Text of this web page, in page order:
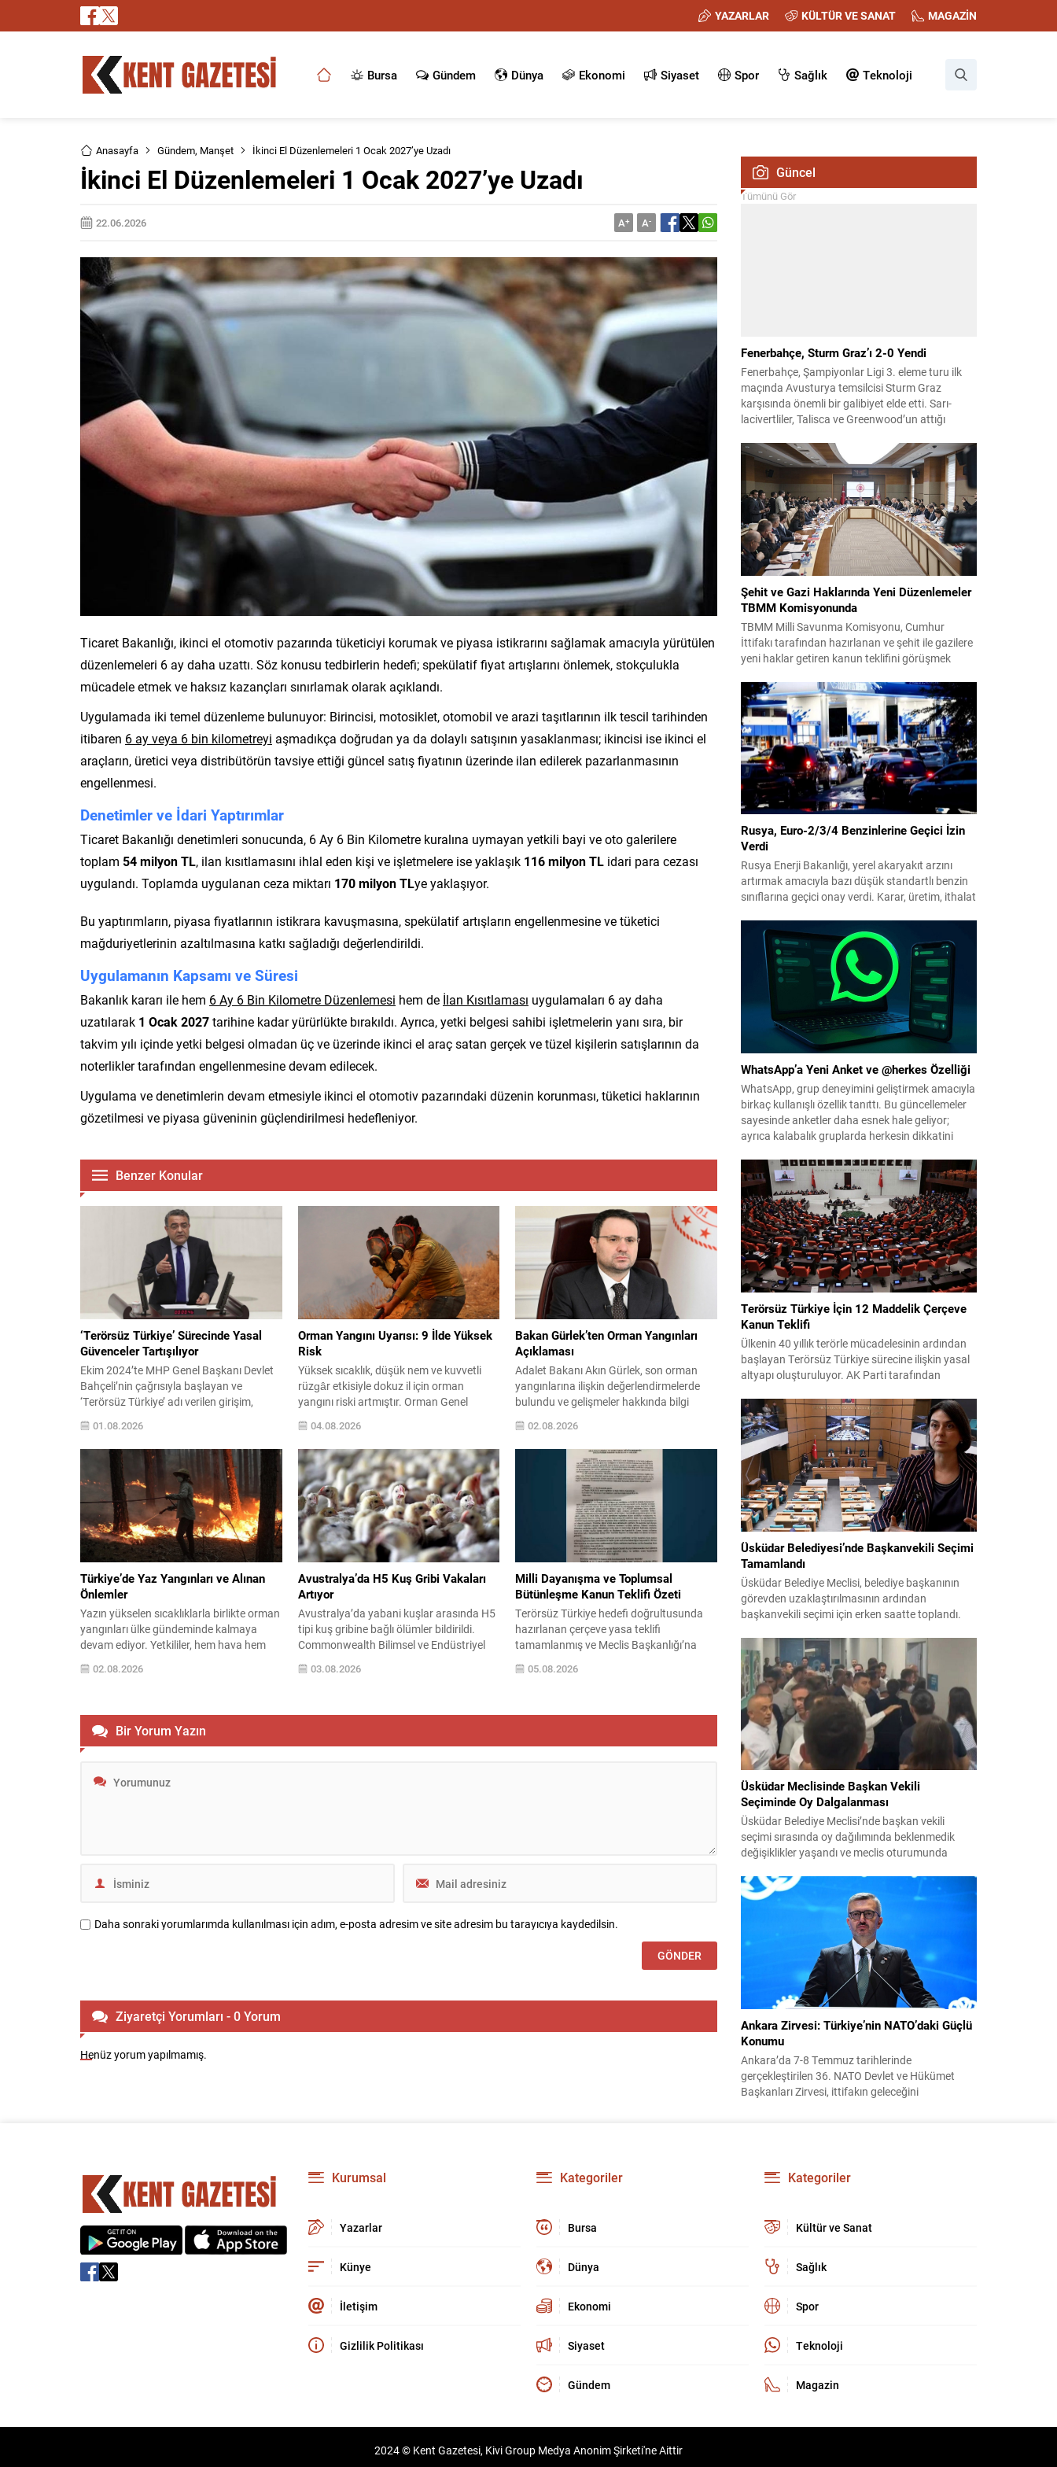
YAZARLAR KÜLTÜR VE SANAT MAGAZİN
Bursa Gündem Dünya Ekonomi Siyaset Spor Sağlık Teknoloji
Anasayfa Gündem, Manşet İkinci El Düzenlemeleri 1 Ocak 2027’ye Uzadı
İkinci El Düzenlemeleri 1 Ocak 2027’ye Uzadı
22.06.2026 A+ A-
Ticaret Bakanlığı, ikinci el otomotiv pazarında tüketiciyi korumak ve piyasa istikrarını sağlamak amacıyla yürütülen
düzenlemeleri 6 ay daha uzattı. Söz konusu tedbirlerin hedefi; spekülatif fiyat artışlarını önlemek, stokçulukla
mücadele etmek ve haksız kazançları sınırlamak olarak açıklandı.
Uygulamada iki temel düzenleme bulunuyor: Birincisi, motosiklet, otomobil ve arazi taşıtlarının ilk tescil tarihinden
itibaren 6 ay veya 6 bin kilometreyi aşmadıkça doğrudan ya da dolaylı satışının yasaklanması; ikincisi ise ikinci el
araçların, üretici veya distribütörün tavsiye ettiği güncel satış fiyatının üzerinde ilan edilerek pazarlanmasının
engellenmesi.
Denetimler ve İdari Yaptırımlar
Ticaret Bakanlığı denetimleri sonucunda, 6 Ay 6 Bin Kilometre kuralına uymayan yetkili bayi ve oto galerilere
toplam 54 milyon TL, ilan kısıtlamasını ihlal eden kişi ve işletmelere ise yaklaşık 116 milyon TL idari para cezası
uygulandı. Toplamda uygulanan ceza miktarı 170 milyon TLye yaklaşıyor.
Bu yaptırımların, piyasa fiyatlarının istikrara kavuşmasına, spekülatif artışların engellenmesine ve tüketici
mağduriyetlerinin azaltılmasına katkı sağladığı değerlendirildi.
Uygulamanın Kapsamı ve Süresi
Bakanlık kararı ile hem 6 Ay 6 Bin Kilometre Düzenlemesi hem de İlan Kısıtlaması uygulamaları 6 ay daha
uzatılarak 1 Ocak 2027tarihine kadar yürürlükte bırakıldı. Ayrıca, yetki belgesi sahibi işletmelerin yanı sıra, bir
takvim yılı içinde yetki belgesi olmadan üç ve üzerinde ikinci el araç satan gerçek ve tüzel kişilerin satışlarının da
noterlikler tarafından engellenmesine devam edilecek.
Uygulama ve denetimlerin devam etmesiyle ikinci el otomotiv pazarındaki düzenin korunması, tüketici haklarının
gözetilmesi ve piyasa güveninin güçlendirilmesi hedefleniyor.
Benzer Konular
‘Terörsüz Türkiye’ Sürecinde Yasal
Güvenceler Tartışılıyor
Ekim 2024’te MHP Genel Başkanı Devlet
Bahçeli’nin çağrısıyla başlayan ve
‘Terörsüz Türkiye’ adı verilen girişim,
çerçeve yasa aşamasına ulaştı. TBMM
Başkanı Numan Kurtulmuş, söz konusu
düzenlemenin terör örgütü yöneticilerini
kapsamayacağını belirterek yasanın
önümüzdeki hafta Meclis’e sunulacağını
açıkladı. Yeni Parti Diyarbakır Milletvekili
Sezgin Tanrıkulu, sürecin uygulama
boyutuna ilişkin açıklamalarda bulundu
ve...
01.08.2026
Orman Yangını Uyarısı: 9 İlde Yüksek
Risk
Yüksek sıcaklık, düşük nem ve kuvvetli
rüzgâr etkisiyle dokuz il için orman
yangını riski artmıştır. Orman Genel
Müdürlüğü, bugün ve yarın bazı
bölgelerde yangın tehlikesinin çok yüksek
seviyeye çıkabileceğini duyurdu.
Çanakkale, Balıkesir, Bursa, İzmir, Manisa,
Antalya, Mardin, Siirt ve Diyarbakır’da
yaşayanlar dikkatli olmalıdır. Yetkililer,
özellikle kıyı kesimlerinde beklenen
kuvvetli rüzgârın...
04.08.2026
Bakan Gürlek’ten Orman Yangınları
Açıklaması
Adalet Bakanı Akın Gürlek, son orman
yangınlarına ilişkin değerlendirmelerde
bulundu ve gelişmeler hakkında bilgi
verdi. Yapılan açıklamada yangınlarla
mücadele sürecinin sürdüğü ve gerekli
adımların atıldığı vurgulandı. Bakan
Gürlek, hem müdahale
koordinasyonunun hem de zarar gören
bölgelere yönelik destek programlarının
öncelikli olduğuna dikkat çekti. Konuyla
ilgili alınan tedbirlerin ve yürütülen
çalışmaların...
02.08.2026
Türkiye’de Yaz Yangınları ve Alınan
Önlemler
Yazın yükselen sıcaklıklarla birlikte orman
yangınları ülke gündeminde kalmaya
devam ediyor. Yetkililer, hem hava hem
kara unsurlarının koordineli çalışmasıyla
alevlere karşı yoğun bir mücadele
durumu paylaştı; bazı olayların kontrol
altına alındığını, riskin ise tamamen
ortadan kalkmadığını vurguladı. Kontrol
02.08.2026
Avustralya’da H5 Kuş Gribi Vakaları
Artıyor
Avustralya’da yabani kuşlar arasında H5
tipi kuş gribine bağlı ölümler bildirildi.
Commonwealth Bilimsel ve Endüstriyel
Araştırma Kurumu (CSIRO) tarafından
yapılan testler, South Australia’daki
03.08.2026
Milli Dayanışma ve Toplumsal
Bütünleşme Kanun Teklifi Özeti
Terörsüz Türkiye hedefi doğrultusunda
hazırlanan çerçeve yasa teklifi
tamamlanmış ve Meclis Başkanlığı’na
sunulmuştur. Teklif, PKK/KCK ile
bağlantılı oluşumlara ilişkin soruşturma,
05.08.2026
Bir Yorum Yazın
Daha sonraki yorumlarımda kullanılması için adım, e-posta adresim ve site adresim bu tarayıcıya kaydedilsin.
Ziyaretçi Yorumları - 0 Yorum
Henüz yorum yapılmamış.
Güncel
Tümünü Gör
Fenerbahçe, Sturm Graz’ı 2-0 Yendi
Fenerbahçe, Şampiyonlar Ligi 3. eleme turu ilk
maçında Avusturya temsilcisi Sturm Graz
karşısında önemli bir galibiyet elde etti. Sarı-
lacivertliler, Talisca ve Greenwood’un attığı
öncesi avantaj sağladı. Karşılaşma sonrası
takım yönetimi mücadeleyi değerlendirdi ve
gelecek planlarına dair bilgi verdi. Futboldan
sorumlu yönetici Cihan Kamer,...
Şehit ve Gazi Haklarında Yeni Düzenlemeler
TBMM Komisyonunda
TBMM Milli Savunma Komisyonu, Cumhur
İttifakı tarafından hazırlanan ve şehit ile gazilere
yeni haklar getiren kanun teklifini görüşmek
komisyonda kabul edildi ve bir dizi düzenleme
benimsendi. Teklif kapsamında, vazife
malullerinden hayatını kaybedenlerin anne ve
babalarına bağlanacak aylık tutarının, net asgari
ücretin altında olmayacağı hükme bağlanıyor....
Rusya, Euro-2/3/4 Benzinlerine Geçici İzin
Verdi
Rusya Enerji Bakanlığı, yerel akaryakıt arzını
artırmak amacıyla bazı düşük standartlı benzin
sınıflarına geçici onay verdi. Karar, üretim, ithalat
Temmuz 2027’ye kadar kaldırıyor. Açıklamada
bu düzenlemenin kalıcı bir çevre politikası
değişikliği anlamına gelmediği vurgulanıyor;
kararın geçici olduğu ve uzun vadeli çevre
hedeflerinden sapma amaçlanmadığı...
WhatsApp’a Yeni Anket ve @herkes Özelliği
WhatsApp, grup deneyimini geliştirmek amacıyla
birkaç kullanışlı özellik tanıttı. Bu güncellemeler
sayesinde anketler daha esnek hale geliyor;
ayrıca kalabalık gruplarda herkesin dikkatini
yenilikler, grup içi organizasyonları ve duyuruları
yönetmeyi daha pratik bir hâle getiriyor. Aşağıda
öne çıkan değişiklikler ve kullanım notları
özetlenmiştir. Anketlerde esneklik ve...
Terörsüz Türkiye İçin 12 Maddelik Çerçeve
Kanun Teklifi
Ülkenin 40 yıllık terörle mücadelesinin ardından
başlayan Terörsüz Türkiye sürecine ilişkin yasal
altyapı oluşturuluyor. AK Parti tarafından
Başkanlığı’na sunulmak üzere hazırlandı ve
teklifin 12 maddelik düzenlemeleri kamuoyuyla
paylaşıldı. Hazırlanan düzenleme, örgütün fiili
varlığını sona erdirdiğinin ve tüm silah ile
mühimmatını teslim ettiğinin güvenlik
kurumlarınca tespiti...
Üsküdar Belediyesi’nde Başkanvekili Seçimi
Tamamlandı
Üsküdar Belediye Meclisi, belediye başkanının
görevden uzaklaştırılmasının ardından
başkanvekili seçimi için erken saatte toplandı.
gereken süreç yoğun tartışmalar ve itirazlarla
ilerledi. CHP, Sibel Tan Çetinkaya’yı; Cumhur
İttifakı ise Dündar Ziya Gültekin’i aday gösterdi.
Seçimin ilk iki turunda sonuçlar değişmeyince
üçüncü tura ve ardından salt çoğunluk...
Üsküdar Meclisinde Başkan Vekili
Seçiminde Oy Dalgalanması
Üsküdar Belediye Meclisi’nde başkan vekili
seçimi sırasında oy dağılımında beklenmedik
değişiklikler yaşandı ve meclis oturumunda
görevden uzaklaştırılan Sinem Dedetaş’ın yerine
seçilecek isim için yapılan oylamalarda parti içi
dengeler gündemin merkezine oturdu. CHP’nin
adayı Sibel Tan Çetinkaya ile AK Parti’nin adayı
Dündar Ziya Gültekin arasında geçen...
Ankara Zirvesi: Türkiye’nin NATO’daki Güçlü
Konumu
Ankara’da 7-8 Temmuz tarihlerinde
gerçekleştirilen 36. NATO Devlet ve Hükümet
Başkanları Zirvesi, ittifakın geleceğini
diplomatik etkinliğini uluslararası arenada
pekiştirdi. Uluslararası güvenlik ortamı eş
Kurumsal
Yazarlar
Künye
İletişim
Gizlilik Politikası
Kategoriler
Bursa
Dünya
Ekonomi
Siyaset
Gündem
Kategoriler
Kültür ve Sanat
Sağlık
Spor
Teknoloji
Magazin
2024 © Kent Gazetesi, Kivi Group Medya Anonim Şirketi'ne Aittir